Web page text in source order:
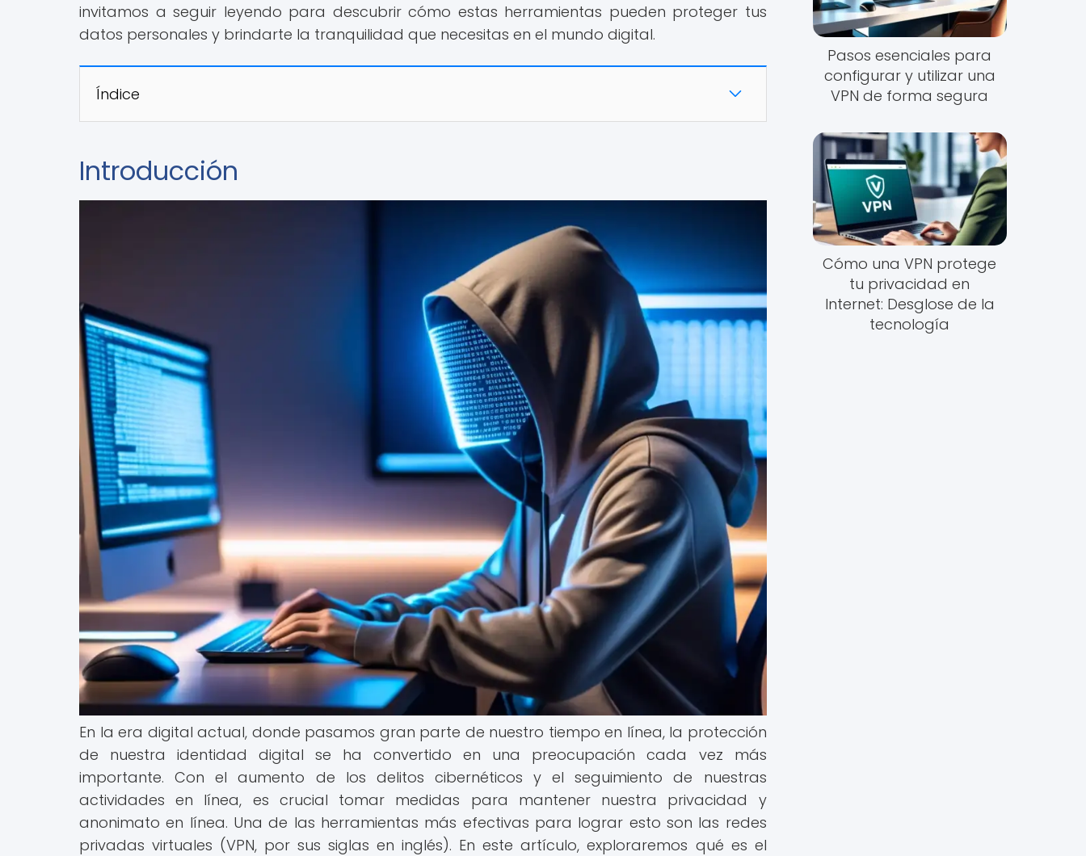
invitamos a seguir leyendo para descubrir cómo estas herramientas pueden proteger tus
datos personales y brindarte la tranquilidad que necesitas en el mundo digital.
Índice
Introducción
En la era digital actual, donde pasamos gran parte de nuestro tiempo en línea, la protección
de nuestra identidad digital se ha convertido en una preocupación cada vez más
importante. Con el aumento de los delitos cibernéticos y el seguimiento de nuestras
actividades en línea, es crucial tomar medidas para mantener nuestra privacidad y
anonimato en línea. Una de las herramientas más efectivas para lograr esto son las redes
privadas virtuales (VPN, por sus siglas en inglés). En este artículo, exploraremos qué es el
Pasos esenciales para
configurar y utilizar una
VPN de forma segura
Cómo una VPN protege
tu privacidad en
Internet: Desglose de la
tecnología